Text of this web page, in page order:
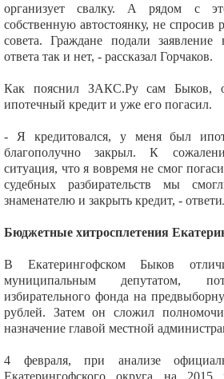
организует свалку. А рядом с
собственную автостоянку, не спросив
совета. Граждане подали
ответа так и нет, - рассказал Горчаков.
Как пояснил ЗАКС.Ру сам Быков,
ипотечный кредит и уже его погасил.
- Я кредитовался, у меня был
благополучно закрыл. К
ситуация, что я вовремя не смог
судебных разбирательств мы
знаменателю и закрыть кредит, -
Бюджетные хитросплетения
В Екатерингофском Быков
муниципальным депутатом,
избирательного фонда на
рублей. Затем он сложил
назначение главой местной
4 февраля, при анализе
Екатерингофского округа на